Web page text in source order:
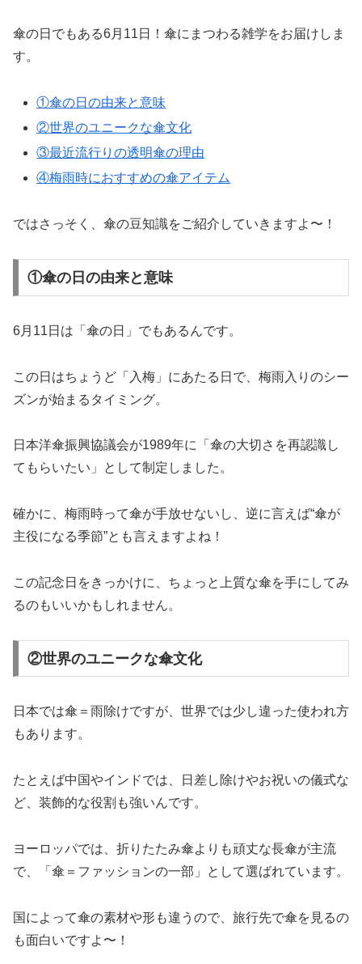
傘の日でもある6月11日！傘にまつわる雑学をお届けしま
す。
①傘の日の由来と意味
②世界のユニークな傘文化
③最近流行りの透明傘の理由
④梅雨時におすすめの傘アイテム
ではさっそく、傘の豆知識をご紹介していきますよ〜！
①傘の日の由来と意味
6月11日は「傘の日」でもあるんです。
この日はちょうど「入梅」にあたる日で、梅雨入りのシー
ズンが始まるタイミング。
日本洋傘振興協議会が1989年に「傘の大切さを再認識し
てもらいたい」として制定しました。
確かに、梅雨時って傘が手放せないし、逆に言えば“傘が
主役になる季節”とも言えますよね！
この記念日をきっかけに、ちょっと上質な傘を手にしてみ
るのもいいかもしれません。
②世界のユニークな傘文化
日本では傘＝雨除けですが、世界では少し違った使われ方
もあります。
たとえば中国やインドでは、日差し除けやお祝いの儀式な
ど、装飾的な役割も強いんです。
ヨーロッパでは、折りたたみ傘よりも頑丈な長傘が主流
で、「傘＝ファッションの一部」として選ばれています。
国によって傘の素材や形も違うので、旅行先で傘を見るの
も面白いですよ〜！